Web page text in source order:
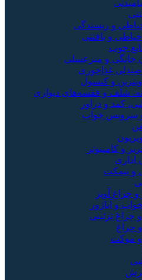
و ریسندگی
و بافتنی
چوب
خانگی و میزعسلی
غذاخوری
ویترین و کنسول
شلف و قفسه‌های دیواری
کمد و دراور
سرویس خواب
و کامپیوتر
اداری
و نیمکت
چراغ آویز
و آباژور
چراغ تزئینی
چراغ
موکت
فرش